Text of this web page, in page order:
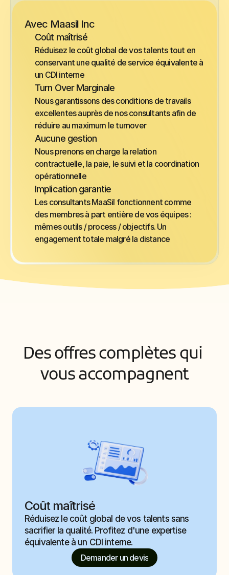
Avec Maasil Inc
Coût maîtrisé
Réduisez le coût global de vos talents tout en
conservant une qualité de service équivalente à
un CDI interne
Turn Over Marginale
Nous garantissons des conditions de travails
excellentes auprès de nos consultants afin de
réduire au maximum le turnover
Aucune gestion
Nous prenons en charge la relation
contractuelle, la paie, le suivi et la coordination
opérationnelle
Implication garantie
Les consultants MaaSil fonctionnent comme
des membres à part entière de vos équipes :
mêmes outils / process / objectifs. Un
engagement totale malgré la distance
Des offres complètes qui
vous accompagnent
Coût maîtrisé
Réduisez le coût global de vos talents sans
sacrifier la qualité. Profitez d'une expertise
équivalente à un CDI interne.
Demander un devis